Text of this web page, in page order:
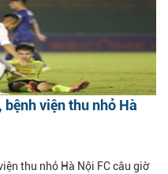
viện thu nhỏ Hà
thu nhỏ Hà Nội FC câu giờ